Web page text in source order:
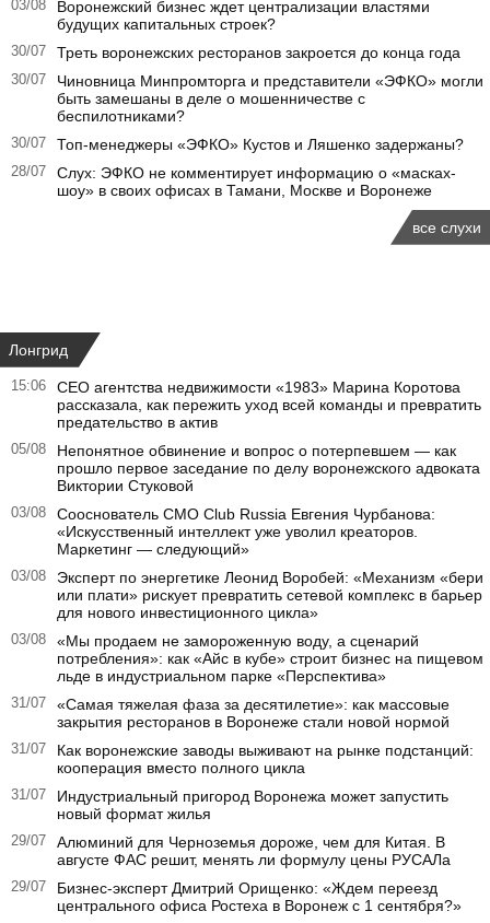
03/08
Воронежский бизнес ждет централизации властями
будущих капитальных строек?
30/07 Треть воронежских ресторанов закроется до конца года
30/07
Чиновница Минпромторга и представители «ЭФКО» могли
быть замешаны в деле о мошенничестве с
беспилотниками?
30/07 Топ-менеджеры «ЭФКО» Кустов и Ляшенко задержаны?
28/07
Слух: ЭФКО не комментирует информацию о «масках-
шоу» в своих офисах в Тамани, Москве и Воронеже
все слухи
Лонгрид
15:06
CEO агентства недвижимости «1983» Марина Коротова
рассказала, как пережить уход всей команды и превратить
предательство в актив
05/08
Непонятное обвинение и вопрос о потерпевшем — как
прошло первое заседание по делу воронежского адвоката
Виктории Стуковой
03/08
Сооснователь CMO Club Russia Евгения Чурбанова:
«Искусственный интеллект уже уволил креаторов.
Маркетинг — следующий»
03/08
Эксперт по энергетике Леонид Воробей: «Механизм «бери
или плати» рискует превратить сетевой комплекс в барьер
для нового инвестиционного цикла»
03/08
«Мы продаем не замороженную воду, а сценарий
потребления»: как «Айс в кубе» строит бизнес на пищевом
льде в индустриальном парке «Перспектива»
31/07
«Самая тяжелая фаза за десятилетие»: как массовые
закрытия ресторанов в Воронеже стали новой нормой
31/07
Как воронежские заводы выживают на рынке подстанций:
кооперация вместо полного цикла
31/07
Индустриальный пригород Воронежа может запустить
новый формат жилья
29/07
Алюминий для Черноземья дороже, чем для Китая. В
августе ФАС решит, менять ли формулу цены РУСАЛа
29/07
Бизнес-эксперт Дмитрий Орищенко: «Ждем переезд
центрального офиса Ростеха в Воронеж с 1 сентября?»